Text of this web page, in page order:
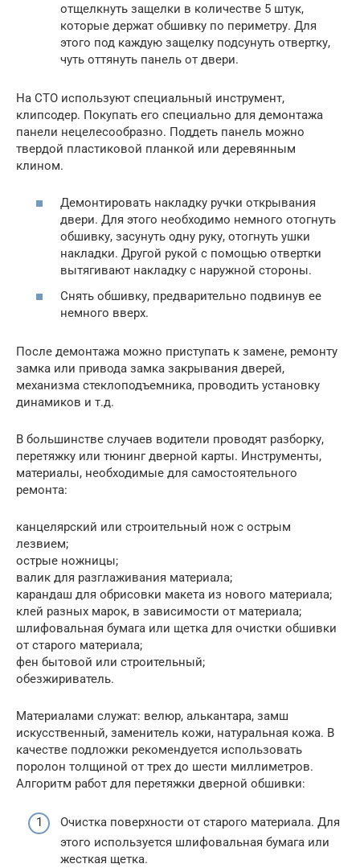
отщелкнуть защелки в количестве 5 штук,
которые держат обшивку по периметру. Для
этого под каждую защелку подсунуть отвертку,
чуть оттянуть панель от двери.
На СТО используют специальный инструмент,
клипсодер. Покупать его специально для демонтажа
панели нецелесообразно. Поддеть панель можно
твердой пластиковой планкой или деревянным
клином.
Демонтировать накладку ручки открывания
двери. Для этого необходимо немного отогнуть
обшивку, засунуть одну руку, отогнуть ушки
накладки. Другой рукой с помощью отвертки
вытягивают накладку с наружной стороны.
Снять обшивку, предварительно подвинув ее
немного вверх.
После демонтажа можно приступать к замене, ремонту
замка или привода замка закрывания дверей,
механизма стеклоподъемника, проводить установку
динамиков и т.д.
В большинстве случаев водители проводят разборку,
перетяжку или тюнинг дверной карты. Инструменты,
материалы, необходимые для самостоятельного
ремонта:
канцелярский или строительный нож с острым
лезвием;
острые ножницы;
валик для разглаживания материала;
карандаш для обрисовки макета из нового материала;
клей разных марок, в зависимости от материала;
шлифовальная бумага или щетка для очистки обшивки
от старого материала;
фен бытовой или строительный;
обезжириватель.
Материалами служат: велюр, алькантара, замш
искусственный, заменитель кожи, натуральная кожа. В
качестве подложки рекомендуется использовать
поролон толщиной от трех до шести миллиметров.
Алгоритм работ для перетяжки дверной обшивки:
Очистка поверхности от старого материала. Для
этого используется шлифовальная бумага или
жесткая щетка.